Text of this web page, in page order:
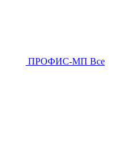
ПРОФИС-МП Все